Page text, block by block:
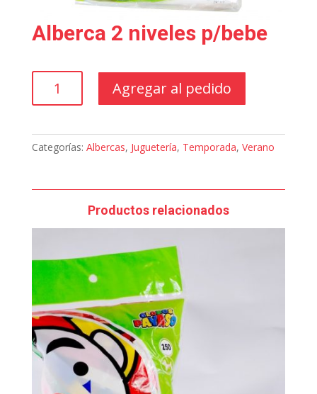
Alberca 2 niveles p/bebe
cantidad
Agregar al pedido
Categorías: Albercas, Juguetería, Temporada, Verano
Productos relacionados